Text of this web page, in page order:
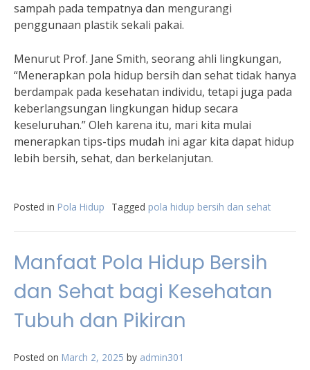
sampah pada tempatnya dan mengurangi
penggunaan plastik sekali pakai.
Menurut Prof. Jane Smith, seorang ahli lingkungan,
“Menerapkan pola hidup bersih dan sehat tidak hanya
berdampak pada kesehatan individu, tetapi juga pada
keberlangsungan lingkungan hidup secara
keseluruhan.” Oleh karena itu, mari kita mulai
menerapkan tips-tips mudah ini agar kita dapat hidup
lebih bersih, sehat, dan berkelanjutan.
Posted in Pola Hidup Tagged pola hidup bersih dan sehat
Manfaat Pola Hidup Bersih
dan Sehat bagi Kesehatan
Tubuh dan Pikiran
Posted on March 2, 2025 by admin301